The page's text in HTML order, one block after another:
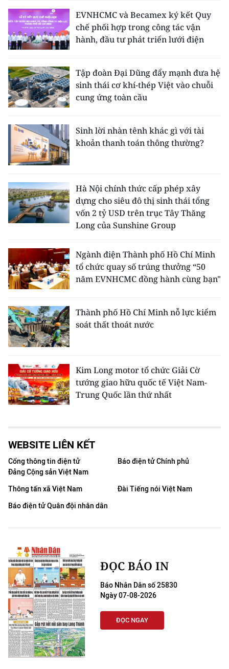
EVNHCMC và Becamex ký kết Quy
chế phối hợp trong công tác vận
hành, đầu tư phát triển lưới điện
Tập đoàn Đại Dũng đẩy mạnh đưa hệ
sinh thái cơ khí-thép Việt vào chuỗi
cung ứng toàn cầu
Sinh lời nhàn tênh khác gì với tài
khoản thanh toán thông thường?
Hà Nội chính thức cấp phép xây
dựng cho siêu đô thị sinh thái tổng
vốn 2 tỷ USD trên trục Tây Thăng
Long của Sunshine Group
Ngành điện Thành phố Hồ Chí Minh
tổ chức quay số trúng thưởng “50
năm EVNHCMC đồng hành cùng bạn"
Thành phố Hồ Chí Minh nỗ lực kiểm
soát thất thoát nước
Kim Long motor tổ chức Giải Cờ
tướng giao hữu quốc tế Việt Nam-
Trung Quốc lần thứ nhất
WEBSITE LIÊN KẾT
Cổng thông tin điện tử
Đảng Cộng sản Việt Nam
Báo điện tử Chính phủ
Thông tấn xã Việt Nam
Đài Tiếng nói Việt Nam
Báo điện tử Quân đội nhân dân
ĐỌC BÁO IN
Báo Nhân Dân số 25830
Ngày 07-08-2026
ĐỌC NGAY